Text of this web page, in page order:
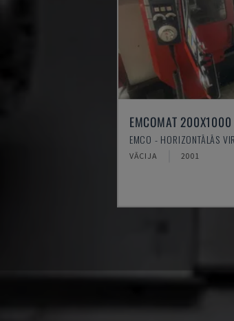
EMCOMAT 200X1000
EMCO - HORIZONTĀLĀS
VĀCIJA 2001